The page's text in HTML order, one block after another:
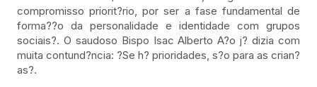
compromisso priorit?rio, por ser a fase fundamental de
forma??o da personalidade e identidade com grupos
sociais?. O saudoso Bispo Isac Alberto A?o j? dizia com
muita contund?ncia: ?Se h? prioridades, s?o para as crian?
as?.